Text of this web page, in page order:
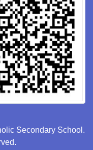
Secondary School.